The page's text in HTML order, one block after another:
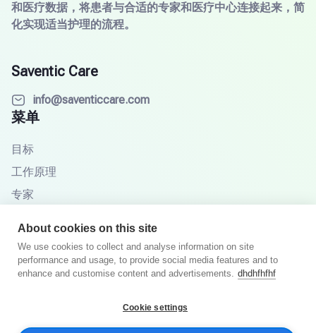
和医疗数据，将患者与合适的专家和医疗中心连接起来，简
化实现适当护理的流程。
Saventic Care
info@saventiccare.com
菜单
目标
工作原理
专家
知识库
常见问题
About cookies on this site
We use cookies to collect and analyse information on site
performance and usage, to provide social media features and to
enhance and customise content and advertisements. dhdhfhfhf
Cookie settings